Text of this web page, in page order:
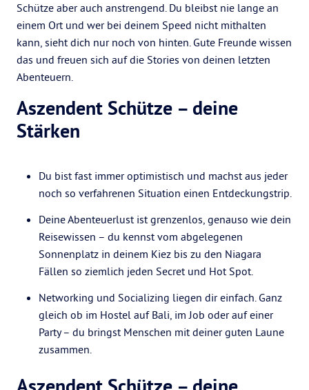
Schütze aber auch anstrengend. Du bleibst nie lange an
einem Ort und wer bei deinem Speed nicht mithalten
kann, sieht dich nur noch von hinten. Gute Freunde wissen
das und freuen sich auf die Stories von deinen letzten
Abenteuern.
Aszendent Schütze – deine
Stärken
Du bist fast immer optimistisch und machst aus jeder
noch so verfahrenen Situation einen Entdeckungstrip.
Deine Abenteuerlust ist grenzenlos, genauso wie dein
Reisewissen – du kennst vom abgelegenen
Sonnenplatz in deinem Kiez bis zu den Niagara
Fällen so ziemlich jeden Secret und Hot Spot.
Networking und Socializing liegen dir einfach. Ganz
gleich ob im Hostel auf Bali, im Job oder auf einer
Party – du bringst Menschen mit deiner guten Laune
zusammen.